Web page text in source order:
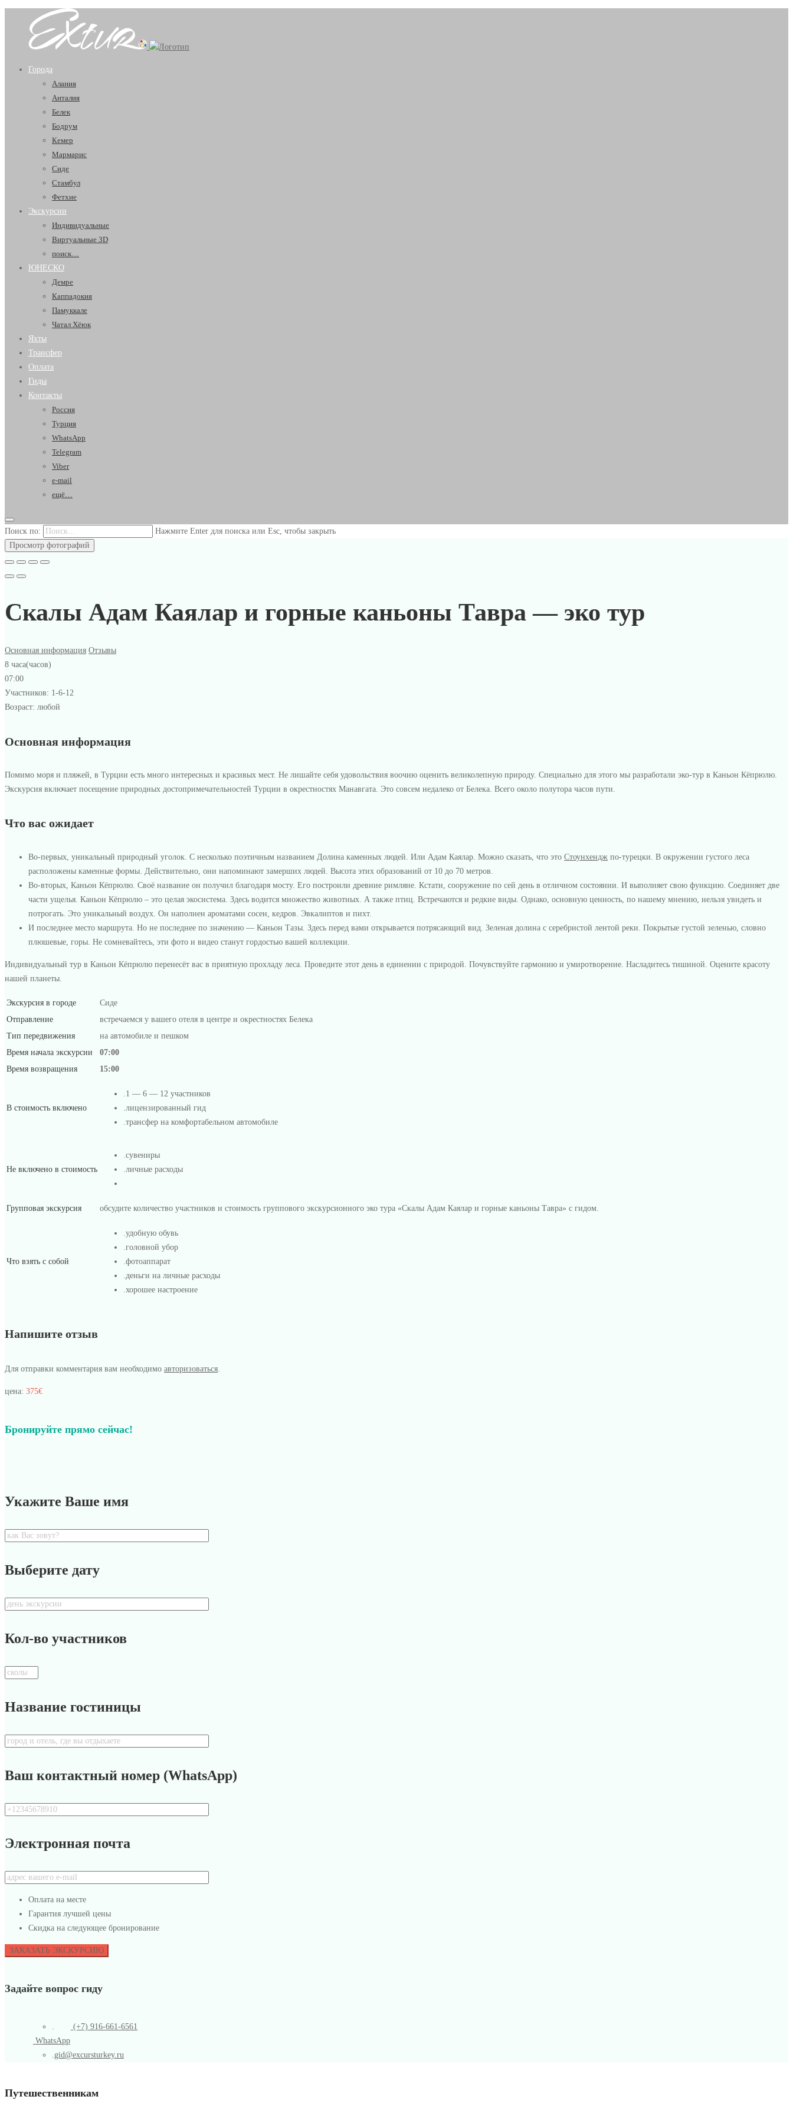
в
Турции
ГлавноеГорода
Алания
Анталия
Белек
Бодрум
Кемер
Мармарис
Сиде
Стамбул
Фетхие
Экскурсии
Индивидуальные
Виртуальные 3D
поиск…
ЮНЕСКО
Демре
Каппадокия
Памуккале
Чатал Хёюк
Яхты
Трансфер
Оплата
Гиды
Контакты
Россия
Турция
WhatsApp
Telegram
Viber
e-mail
ещё…
Поиск по:
Нажмите Enter для поиска или Esc, чтобы закрыть
Просмотр фотографий
Скалы Адам Каялар и горные каньоны Тавра — эко тур
Основная информация Отзывы
8 часа(часов)
07:00
Участников: 1-6-12
Возраст: любой
Скалы
Адам
Каялар
и
каньоны
Тавра
—
эко
тур
2021-
Основная информация
Помимо моря и пляжей, в Турции есть много интересных и красивых мест. Не лишайте себя удовольствия воочию оценить великолепную природу. Специально для этого мы разработали эко-тур в Каньон Кёпрюлю.
Экскурсия включает посещение природных достопримечательностей Турции в окрестностях Манавгата. Это совсем недалеко от Белека. Всего около полутора часов пути.
Что вас ожидает
Во-первых, уникальный природный уголок. С несколько поэтичным названием Долина каменных людей. Или Адам Каялар. Можно сказать, что это Стоунхендж по-турецки. В окружении густого леса
расположены каменные формы. Действительно, они напоминают замерших людей. Высота этих образований от 10 до 70 метров.
Во-вторых, Каньон Кёпрюлю. Своё название он получил благодаря мосту. Его построили древние римляне. Кстати, сооружение по сей день в отличном состоянии. И выполняет свою функцию. Соединяет две
части ущелья. Каньон Кёпрюлю – это целая экосистема. Здесь водится множество животных. А также птиц. Встречаются и редкие виды. Однако, основную ценность, по нашему мнению, нельзя увидеть и
потрогать. Это уникальный воздух. Он наполнен ароматами сосен, кедров. Эвкалиптов и пихт.
И последнее место маршрута. Но не последнее по значению — Каньон Тазы. Здесь перед вами открывается потрясающий вид. Зеленая долина с серебристой лентой реки. Покрытые густой зеленью, словно
плюшевые, горы. Не сомневайтесь, эти фото и видео станут гордостью вашей коллекции.
Индивидуальный тур в Каньон Кёпрюлю перенесёт вас в приятную прохладу леса. Проведите этот день в единении с природой. Почувствуйте гармонию и умиротворение. Насладитесь тишиной. Оцените красоту
нашей планеты.
Экскурсия в городе
Сиде
Отправление
встречаемся у вашего отеля в центре и окрестностях Белека
Тип передвижения
на автомобиле и пешком
Время начала экскурсии
07:00
Время возвращения
15:00
В стоимость включено
1 — 6 — 12 участников
лицензированный гид
трансфер на комфортабельном автомобиле
Не включено в стоимость
сувениры
личные расходы
Групповая экскурсия обсудите количество участников и стоимость группового экскурсионного эко тура «Скалы Адам Каялар и горные каньоны Тавра» с гидом.
Что взять с собой
удобную обувь
головной убор
фотоаппарат
деньги на личные расходы
хорошее настроение
Напишите отзыв
Для отправки комментария вам необходимо авторизоваться
цена: 375€
Бронируйте прямо сейчас!
Укажите Ваше имя
Выберите дату
Кол-во участников
Название гостиницы
Ваш контактный номер (WhatsApp)
Электронная почта
Оплата на месте
Гарантия лучшей цены
Скидка на следующее бронирование
Задайте вопрос гиду
.
(+7) 916-661-6561
WhatsApp
.gid@excursturkey.ru
Путешественникам